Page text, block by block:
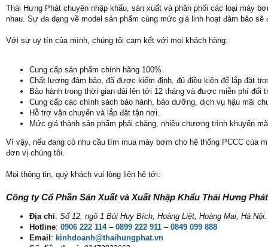
Thái Hưng Phát chuyên nhập khẩu, sản xuất và phân phối các loại máy
nhau. Sự đa dạng về model sản phẩm cùng mức giá linh hoạt đảm bảo
Với sự uy tín của mình, chúng tôi cam kết với mọi khách hàng:
Cung cấp sản phẩm chính hãng 100%.
Chất lượng đảm bảo, đã được kiểm định, đủ điều kiện để lắp đặt
Bảo hành trong thời gian dài lên tới 12 tháng và được miễn phí đổi
Cung cấp các chính sách bảo hành, bảo dưỡng, dịch vụ hậu mãi
Hỗ trợ vận chuyển và lắp đặt tận nơi.
Mức giá thành sản phẩm phải chăng, nhiều chương trình khuyến
Vì vậy, nếu đang có nhu cầu tìm mua máy bơm cho hệ thống PCCC
đơn vị chúng tôi.
Mọi thông tin, quý khách vui lòng liên hệ tới:
Công ty Cổ Phần Sản Xuất và Xuất Nhập Khẩu Thái Hưng Phát
Địa chỉ: Số 12, ngõ 1 Bùi Huy Bích, Hoàng Liệt, Hoàng Mai, Hà Nội.
Hotline: 0906 222 114– 0899 222 911 – 0849 099 888
Email : kinhdoanh@thaihungphat.vn